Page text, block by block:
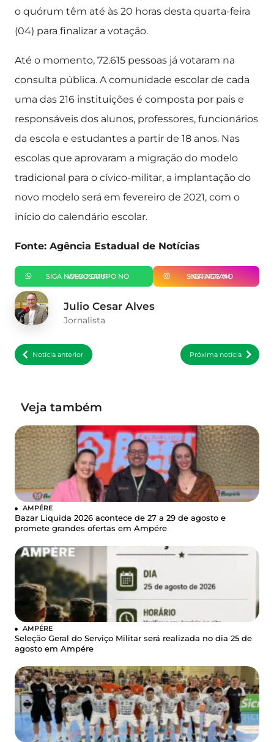
o quórum têm até às 20 horas desta quarta-feira
(04) para finalizar a votação.
Até o momento, 72.615 pessoas já votaram na
consulta pública. A comunidade escolar de cada
uma das 216 instituições é composta por pais e
responsáveis dos alunos, professores, funcionários
da escola e estudantes a partir de 18 anos. Nas
escolas que aprovaram a migração do modelo
tradicional para o cívico-militar, a implantação do
novo modelo será em fevereiro de 2021, com o
início do calendário escolar.
Fonte: Agência Estadual de Notícias
SIGA NOSSO GRUPO NO WHATSAPP SIGA-NOS NO INSTAGRAM
Julio Cesar Alves
Jornalista
Notícia anterior Próxima notícia
Veja também
AMPÉRE
Bazar Liquida 2026 acontece de 27 a 29 de agosto e
promete grandes ofertas em Ampére
AMPÉRE
Seleção Geral do Serviço Militar será realizada no dia 25 de
agosto em Ampére